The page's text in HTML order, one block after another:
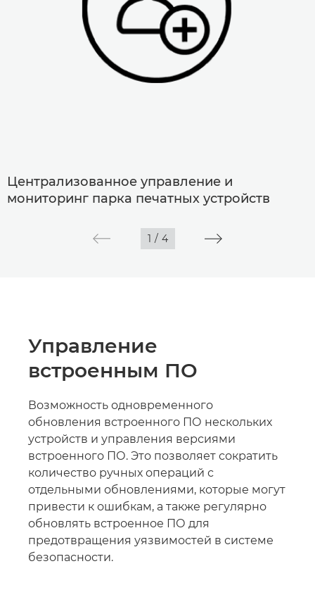
Централизованное управление и
мониторинг парка печатных устройств
1 / 4
Управление
встроенным ПО
Возможность одновременного
обновления встроенного ПО нескольких
устройств и управления версиями
встроенного ПО. Это позволяет сократить
количество ручных операций с
отдельными обновлениями, которые могут
привести к ошибкам, а также регулярно
обновлять встроенное ПО для
предотвращения уязвимостей в системе
безопасности.